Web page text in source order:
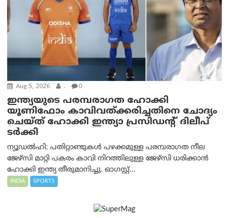
Aug 5, 2026 . 0
ഇന്ത്യയുടെ പരമ്പരാഗത ഹോക്കി
യൂണിഫോം കാവിവത്ക്കരിച്ചതിനെ ചോദ്യം
ചെയ്ത് ഹോക്കി ഇന്ത്യാ പ്രസിഡന്റ് ദിലീപ്
ടര്‍ക്കി
ന്യൂഡൽഹി: പതിറ്റാണ്ടുകൾ പഴക്കമുള്ള പരമ്പരാഗത നീല
ജേഴ്‌സി മാറ്റി പകരം കാവി നിറത്തിലുള്ള ജേഴ്‌സി ധരിക്കാൻ
ഹോക്കി ഇന്ത്യ തീരുമാനിച്ചു. ഓഗസ്റ്റ്...
INDIA SPORTS